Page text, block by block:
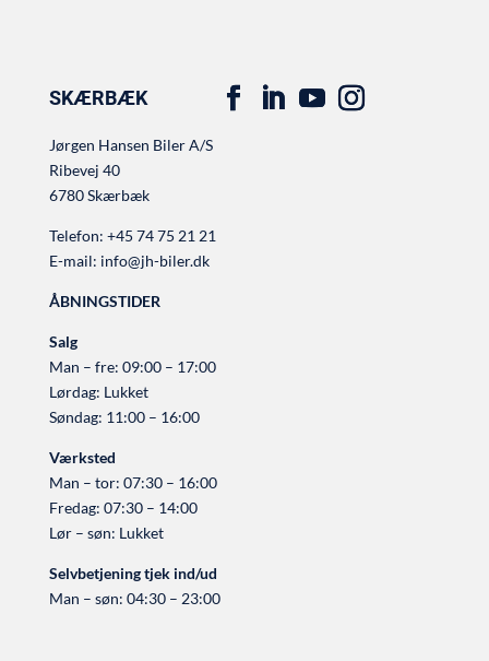
SKÆRBÆK
Jørgen Hansen Biler A/S
Ribevej 40
6780 Skærbæk
Telefon: +45 74 75 21 21
E-mail: info@jh-biler.dk
ÅBNINGSTIDER
Salg
Man – fre: 09:00 – 17:00
Lørdag: Lukket
Søndag: 11:00 – 16:00
Værksted
Man – tor: 07:30 – 16:00
Fredag: 07:30 – 14:00
Lør – søn: Lukket
Selvbetjening tjek ind/ud
Man – søn: 04:30 – 23:00